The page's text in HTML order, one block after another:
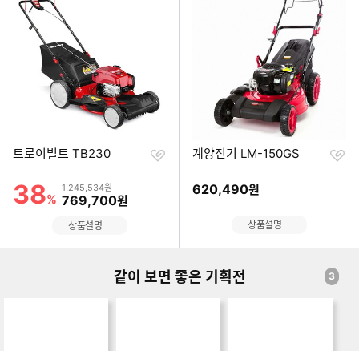
트로이빌트 TB230
할인률
38%
상품금액
1,245,534원
할인금액
769,700원
찜
상품설명
계양전기 LM-150GS
620,490원
찜
상품설명
같이 보면 좋은 기획전 3